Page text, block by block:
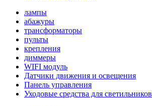
лампы
абажуры
трансформаторы
пульты
крепления
диммеры
WIFI модуль
Датчики движения и освещения
Панель управления
Уходовые средства для светильников